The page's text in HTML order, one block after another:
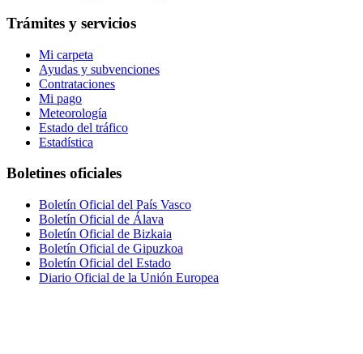
Trámites y servicios
Mi carpeta
Ayudas y subvenciones
Contrataciones
Mi pago
Meteorología
Estado del tráfico
Estadística
Boletines oficiales
Boletín Oficial del País Vasco
Boletín Oficial de Álava
Boletín Oficial de Bizkaia
Boletín Oficial de Gipuzkoa
Boletín Oficial del Estado
Diario Oficial de la Unión Europea